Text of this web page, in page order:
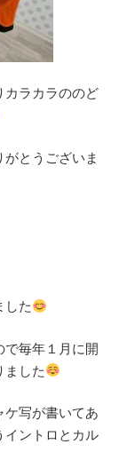
カラカラののど
とうございま
した
で毎年１月に開
ました
ケ写が書いてあ
イントロとカル